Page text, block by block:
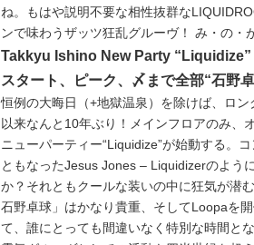
ね。もはや説明不要な相性抜群な
ンで味わうザッツ狂乱グルーヴ！ み・の・
Takkyu Ishino New Party “Liquidize”
スタート、ピーク、〆まで全部“石野
恒例の大晦日（+地獄温泉）を除けば、ロ
以来なんと10年ぶり！メインフロアのみ、
ニューパーティー“Liquidize”が始動する。
ともなったJesus Jones – Liquidizerのよう
か？それともクールな装いの中に狂気が潜
石野卓球」はかなり貴重、そしてLoopaを
て、誰にとっても間違いなく特別な時間とな